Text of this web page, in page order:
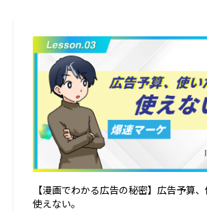
【漫画でわかる広告の秘密】広告予算、
使えない。